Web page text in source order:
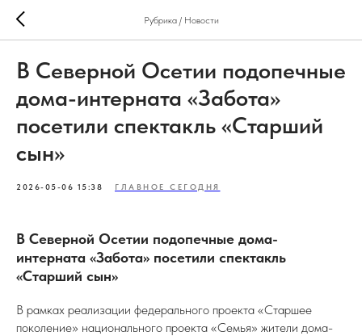
Рубрика / Новости
В Северной Осетии подопечные
дома-интерната «Забота»
посетили спектакль «Старший
сын»
2026-05-06 15:38 ГЛАВНОЕ СЕГОДНЯ
В Северной Осетии подопечные дома-
интерната «Забота» посетили спектакль
«Старший сын»
В рамках реализации федерального проекта «Старшее
поколение» национального проекта «Семья» жители дома-